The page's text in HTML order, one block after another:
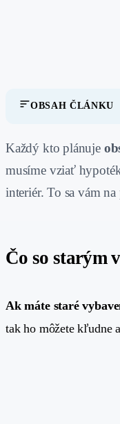
OBSAH ČLÁNKU
Každý kto plánuje
musíme vziať
interiér. To sa vám
Čo so starým
Ak máte staré
tak ho môžete kľudne